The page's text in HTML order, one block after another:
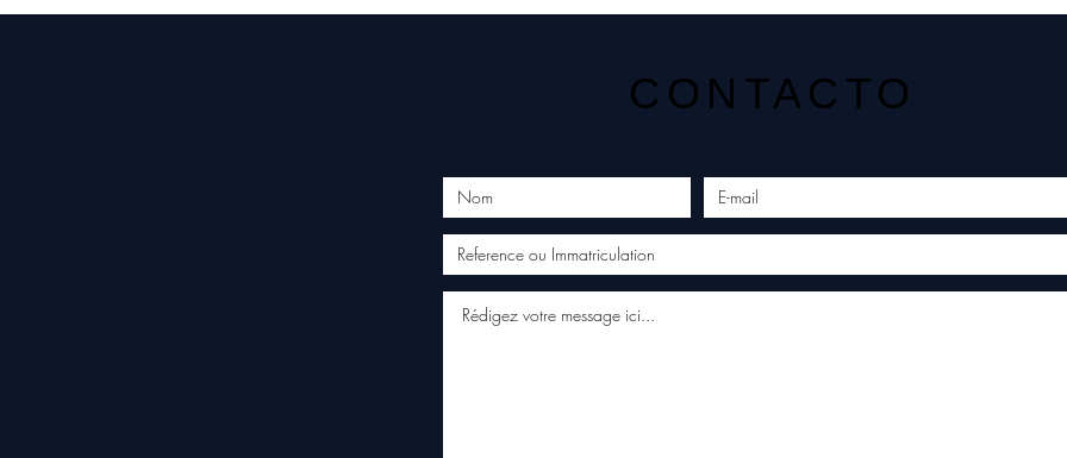
CONTACTO